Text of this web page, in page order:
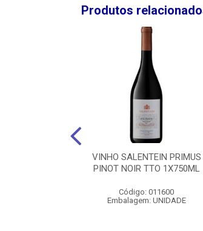
Produtos
VINHO SALENTEIN PRIMUS
PINOT NOIR TTO 1X750ML
Código: 011600
Embalagem: UNIDADE